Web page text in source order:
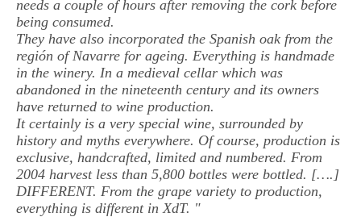
needs a couple of hours after removing the cork before
being consumed.
They have also incorporated the Spanish oak from the
región of Navarre for ageing. Everything is handmade
in the winery. In a medieval cellar which was
abandoned in the nineteenth century and its owners
have returned to wine production.
It certainly is a very special wine, surrounded by
history and myths everywhere. Of course, production is
exclusive, handcrafted, limited and numbered. From
2004 harvest less than 5,800 bottles were bottled. [….]
DIFFERENT. From the grape variety to production,
everything is different in XdT. "